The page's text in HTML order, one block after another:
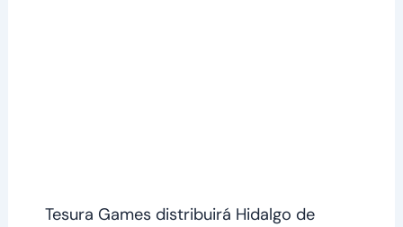
Tesura Games distribuirá Hidalgo de